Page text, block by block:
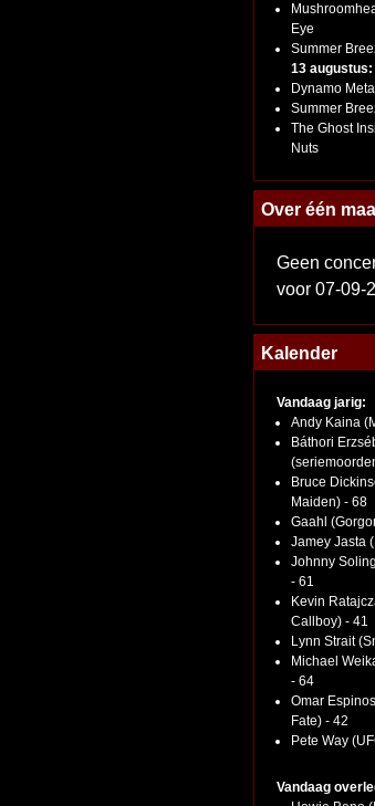
Eye
Summer
13 augustus:
Dynamo
Summer
The Ghost
Nuts
Over één
Geen
voor 07-09-
Kalender
Vandaag jarig:
Andy Kaina
Báthori
Bruce
Maiden) - 68
Gaahl
Jamey Jasta
Johnny
- 61
Kevin
Callboy) - 41
Lynn Strait
Michael
- 64
Omar
Fate) - 42
Pete Way
Vandaag